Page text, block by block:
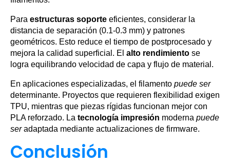
Para estructuras soporte eficientes, considerar la
distancia de separación (0.1-0.3 mm) y patrones
geométricos. Esto reduce el tiempo de postprocesado y
mejora la calidad superficial. El alto rendimiento se
logra equilibrando velocidad de capa y flujo de material.
En aplicaciones especializadas, el filamento puede ser
determinante. Proyectos que requieren flexibilidad exigen
TPU, mientras que piezas rígidas funcionan mejor con
PLA reforzado. La tecnología impresión moderna puede
seradaptada mediante actualizaciones de firmware.
Conclusión